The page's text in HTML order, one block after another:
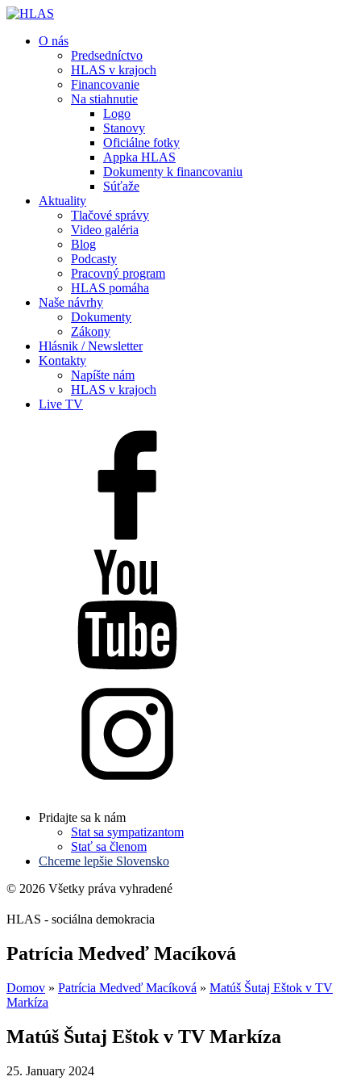
O nás
Predsedníctvo
HLAS v krajoch
Financovanie
Na stiahnutie
Logo
Stanovy
Oficiálne fotky
Appka HLAS
Dokumenty k financovaniu
Súťaže
Aktuality
Tlačové správy
Video galéria
Blog
Podcasty
Pracovný program
HLAS pomáha
Naše návrhy
Dokumenty
Zákony
Hlásnik / Newsletter
Kontakty
Napíšte nám
HLAS v krajoch
Live TV
Pridajte sa k nám
Stat sa sympatizantom
Stať sa členom
Chceme lepšie Slovensko
© 2026 Všetky práva vyhradené
HLAS - sociálna demokracia
Patrícia Medveď Macíková
Domov » Patrícia Medveď Macíková » Matúš Šutaj Eštok v TV
Markíza
Matúš Šutaj Eštok v TV Markíza
25. January 2024